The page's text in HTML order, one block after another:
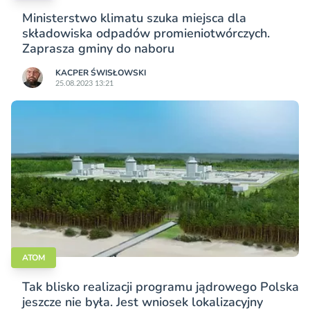
Ministerstwo klimatu szuka miejsca dla
składowiska odpadów promieniotwórczych.
Zaprasza gminy do naboru
KACPER ŚWISŁO­WSKI
25.08.2023 13:21
ATOM
Tak blisko realizacji programu jądrowego Polska
jeszcze nie była. Jest wniosek lokalizacyjny